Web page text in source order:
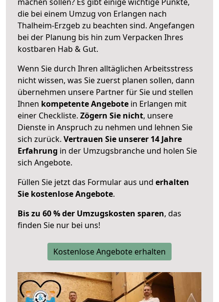
die bei einem Umzug von Erlangen nach
Thalheim-Erzgeb zu beachten sind. Angefangen
bei der Planung bis hin zum Verpacken Ihres
kostbaren Hab & Gut.
Wenn Sie durch Ihren alltäglichen Arbeitsstress
nicht wissen, was Sie zuerst planen sollen, dann
übernehmen unsere Partner für Sie und stellen
Ihnen kompetente Angebote in Erlangen mit
einer Checkliste. Zögern Sie nicht, unsere
Dienste in Anspruch zu nehmen und lehnen Sie
sich zurück. Vertrauen Sie unserer 14 Jahre
Erfahrung in der Umzugsbranche und holen Sie
sich Angebote.
Füllen Sie jetzt das Formular aus und erhalten
Sie kostenlose Angebote.
Bis zu 60 % der Umzugskosten sparen, das
finden Sie nur bei uns!
Kostenlose Angebote erhalten